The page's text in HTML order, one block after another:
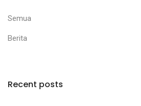
Semua
Berita
Recent posts